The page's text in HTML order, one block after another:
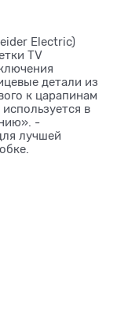
Electric)
TV
детали из
к царапинам
в
-
лучшей